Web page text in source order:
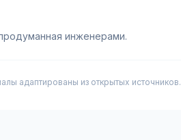
инженерами.
адаптированы из открытых источников.